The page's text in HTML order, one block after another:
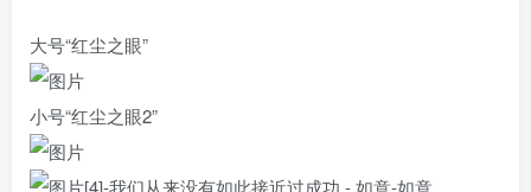
大号“红尘之眼”
小号“红尘之眼2”